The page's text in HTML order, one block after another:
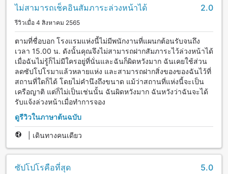
ไม่สามารถเช็คอินสัมภาระล่วงหน้าได้ 2.0
รีวิวเมื่อ 4 สิงหาคม 2565
ตามที่ชื่อบอก โรงแรมแห่งนี้ไม่มีพนักงานที่แผนกต้อนรับจนถึง
เวลา 15.00 น. ดังนั้นคุณจึงไม่สามารถฝากสัมภาระไว้ล่วงหน้าได้
เมื่อฉันไม่รู้ก็ไม่มีใครอยู่ที่นั่นและฉันก็ผิดหวังมาก ฉันเคยใช้ส่วน
ลดซัปโปโรมาแล้วหลายแห่ง และสามารถฝากสิ่งของของฉันไว้ที่
สถานที่ใดก็ได้ โดยไม่คำนึงถึงขนาด แม้ว่าสถานที่แห่งนี้จะเป็น
เครือญาติ แต่ก็ไม่เป็นเช่นนั้น ฉันผิดหวังมาก ฉันหวังว่าฉันจะได้
รับแจ้งล่วงหน้าเมื่อทำการจอง
ดูรีวิวในภาษาต้นฉบับ
เดินทางคนเดียว
ซัปโปโรคือที่สุด 5.0